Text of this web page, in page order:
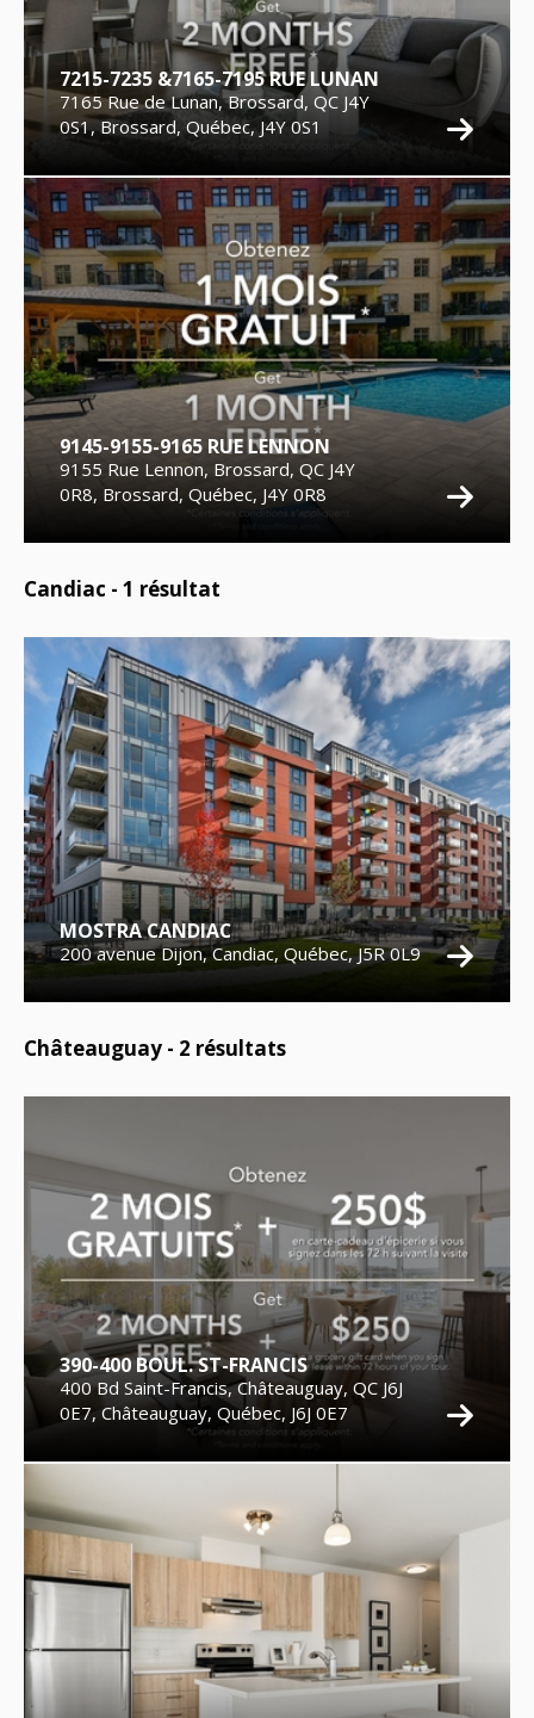
7215-7235 &7165-7195 RUE LUNAN
7165 Rue de Lunan, Brossard, QC J4Y
0S1, Brossard, Québec, J4Y 0S1
9145-9155-9165 RUE LENNON
9155 Rue Lennon, Brossard, QC J4Y
0R8, Brossard, Québec, J4Y 0R8
Candiac - 1 résultat
MOSTRA CANDIAC
200 avenue Dijon, Candiac, Québec, J5R 0L9
Châteauguay - 2 résultats
390-400 BOUL. ST-FRANCIS
400 Bd Saint-Francis, Châteauguay, QC J6J
0E7, Châteauguay, Québec, J6J 0E7